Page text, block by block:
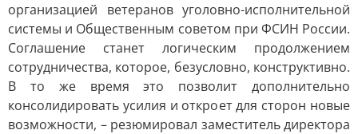
организацией ветеранов уголовно-исполнительной
системы и Общественным советом при ФСИН России.
Соглашение станет логическим продолжением
сотрудничества, которое, безусловно, конструктивно.
В то же время это позволит дополнительно
консолидировать усилия и откроет для сторон новые
возможности, – резюмировал заместитель директора